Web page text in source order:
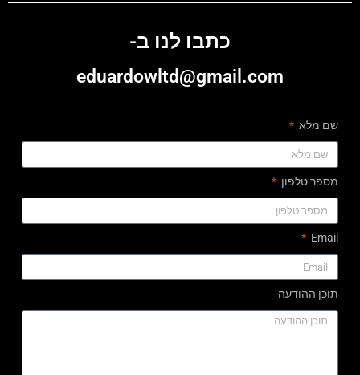
כתבו לנו ב-
eduardowltd@gmail.com
שם מלא
מספר טלפון
Email
תוכן ההודעה